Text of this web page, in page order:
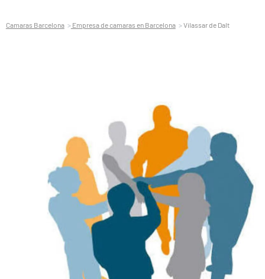
Camaras Barcelona Empresa de camaras en Barcelona Vilassar de Dalt